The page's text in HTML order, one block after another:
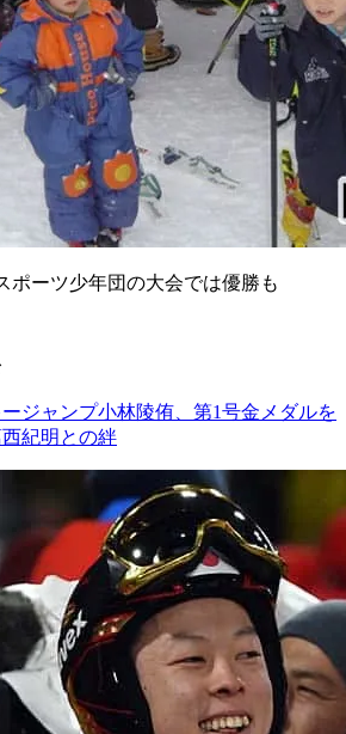
ポーツ少年団の大会では優勝も
ージャンプ小林陵侑、第1号金メダルを
紀明との絆